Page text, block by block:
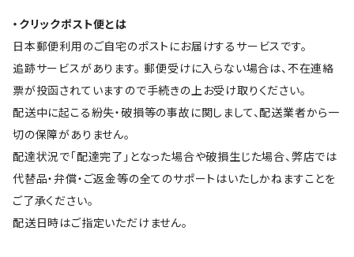
・クリックポスト便とは
日本郵便利用のご自宅のポストにお届けするサービスです。
追跡サービスがあります。 郵便受けに入らない場合は、不在連絡
票が投函されていますので手続きの上お受け取りください。
配送中に起こる紛失・破損等の事故に関しまして、配送業者から一
切の保障がありません。
配達状況で「配達完了」となった場合や破損生じた場合、弊店では
代替品・弁償・ご返金等の全てのサポートはいたしかねますことを
ご了承ください。
配送日時はご指定いただけません。